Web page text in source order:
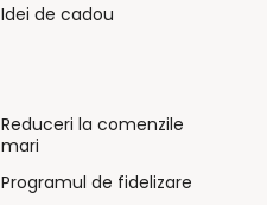
Idei de cadou
Reduceri la comenzile
mari
Programul de fidelizare